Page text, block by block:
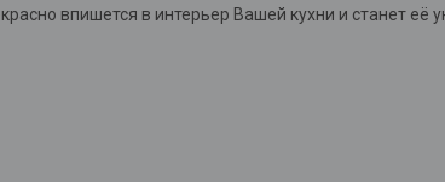
впишется в интерьер Вашей кухни и станет её